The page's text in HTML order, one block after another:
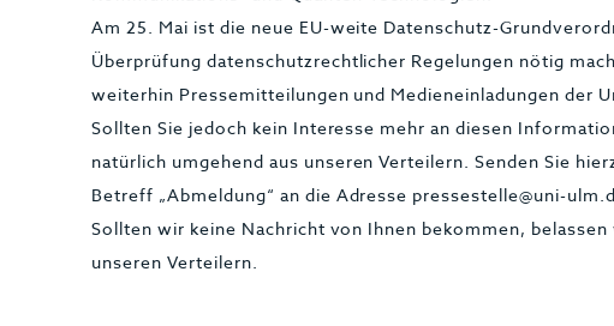
Am 25. Mai ist die neue EU-weite Datenschutz-
Überprüfung datenschutzrechtlicher Regelungen nötig
weiterhin Pressemitteilungen und Medieneinladungen der
Sollten Sie jedoch kein Interesse mehr an diesen
natürlich umgehend aus unseren Verteilern. Senden Sie
Betreff „Abmeldung“ an die Adresse pressestelle@uni-
Sollten wir keine Nachricht von Ihnen bekommen,
unseren Verteilern.